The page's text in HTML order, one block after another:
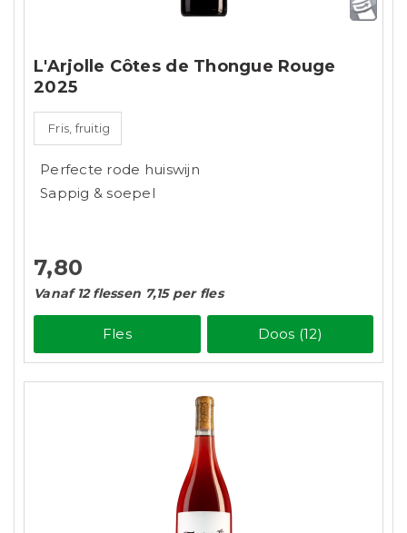
L'Arjolle Côtes de Thongue Rouge
2025
Fris, fruitig
Perfecte rode huiswijn
Sappig & soepel
7,80
Vanaf 12 flessen 7,15 per fles
Fles Doos (12)